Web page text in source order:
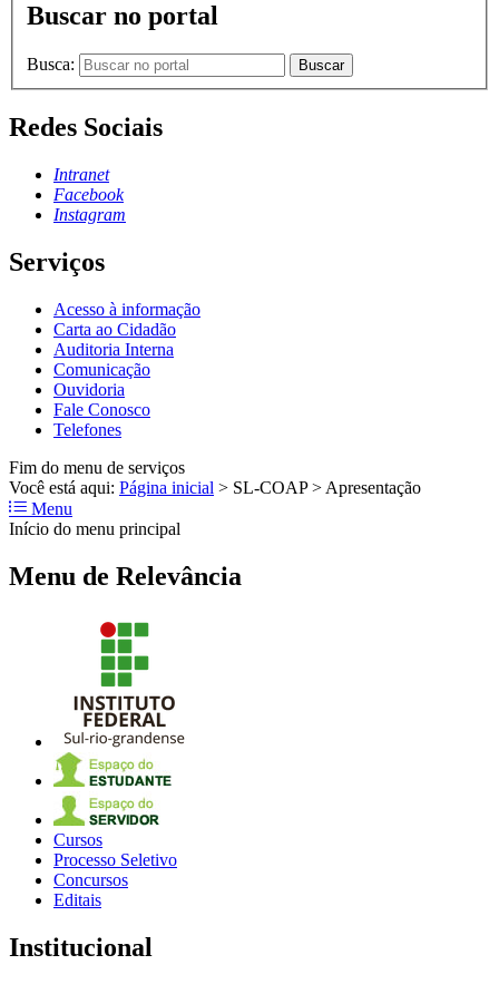
Buscar no portal
Busca: Buscar
Redes Sociais
Intranet
Facebook
Instagram
Serviços
Acesso à informação
Carta ao Cidadão
Auditoria Interna
Comunicação
Ouvidoria
Fale Conosco
Telefones
Fim do menu de serviços
Você está aqui: Página inicial > SL-COAP > Apresentação
Menu
Início do menu principal
Menu de Relevância
Cursos
Processo Seletivo
Concursos
Editais
Institucional